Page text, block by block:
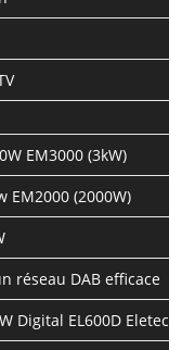
EM3000 (3kW)
EM2000 (2000W)
réseau DAB efficace
Digital EL600D Eletec